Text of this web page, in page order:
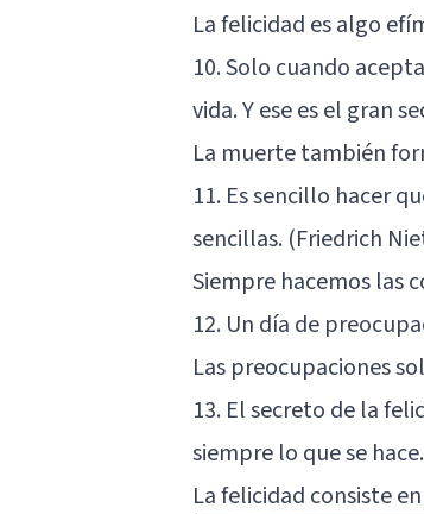
La felicidad es algo
10. Solo cuando
vida. Y ese es el gran
La muerte también
11. Es sencillo hacer
sencillas. (Friedrich
Siempre hacemos las
12. Un día de
Las preocupaciones
13. El secreto de la
siempre lo que se
La felicidad consiste